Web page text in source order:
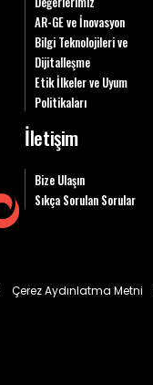
AR-GE ve İnovasyon
Bilgi Teknolojileri ve
Dijitalleşme
Etik İlkeler ve Uyum
Politikaları
İletişim
Bize Ulaşın
Sıkça Sorulan Sorular
Çerez Aydınlatma Metni